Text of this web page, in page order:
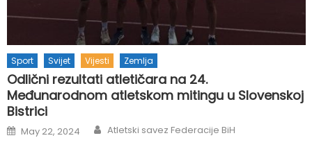
Sport Svijet Vijesti Zemlja
Odlični rezultati atletičara na 24.
Međunarodnom atletskom mitingu u Slovenskoj
Bistrici
Posted
on
May 22, 2024 Author
Atletski savez Federacije BiH